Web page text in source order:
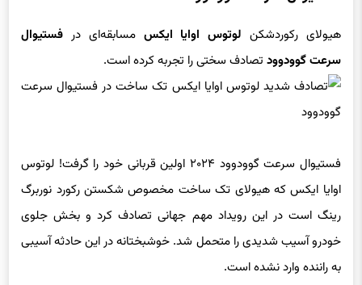
هیولای رکوردشکن لوتوس اوایا ایکس مسابقه‌ای در فستیوال
سرعت گوودوود تصادف سختی را تجربه کرده است.
فستیوال سرعت گوودوود ۲۰۲۴ اولین قربانی خود را گرفت! لوتوس
اوایا ایکس که هیولای تک ساخت مخصوص شکستن رکورد نوربرگ
رینگ است در این رویداد مهم جهانی تصادف کرد و بخش جلوی
خودرو آسیب شدیدی را متحمل شد. خوشبختانه در این حادثه آسیبی
به راننده وارد نشده است.